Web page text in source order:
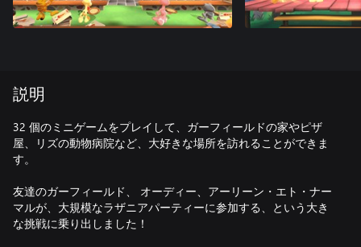
説明
32 個のミニゲームをプレイして、ガーフィールドの家やピザ
屋、リズの動物病院など、大好きな場所を訪れることができま
す。
友達のガーフィールド、 オーディー、アーリーン・エト・ナー
マルが、大規模なラザニアパーティーに参加する、という大き
な挑戦に乗り出しました！